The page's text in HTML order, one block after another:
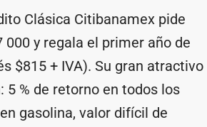
Clásica Citibanamex pide
000 y regala el primer año de
$815 + IVA). Su gran atractivo
5 % de retorno en todos los
gasolina, valor difícil de